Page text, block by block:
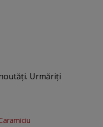
Urmăriți